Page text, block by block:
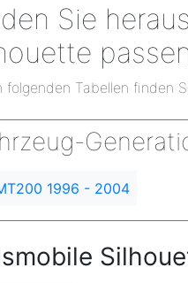
Sie
passen
folgenden Tabellen finden
1996 - 2004